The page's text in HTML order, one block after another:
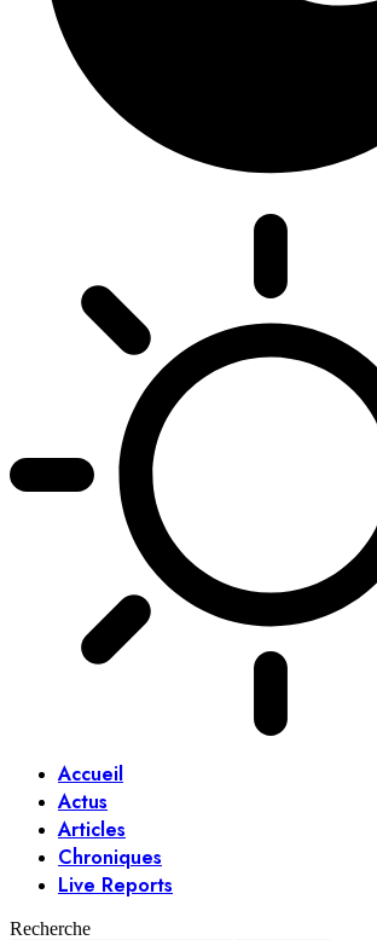
Accueil
Actus
Articles
Chroniques
Live Reports
Recherche